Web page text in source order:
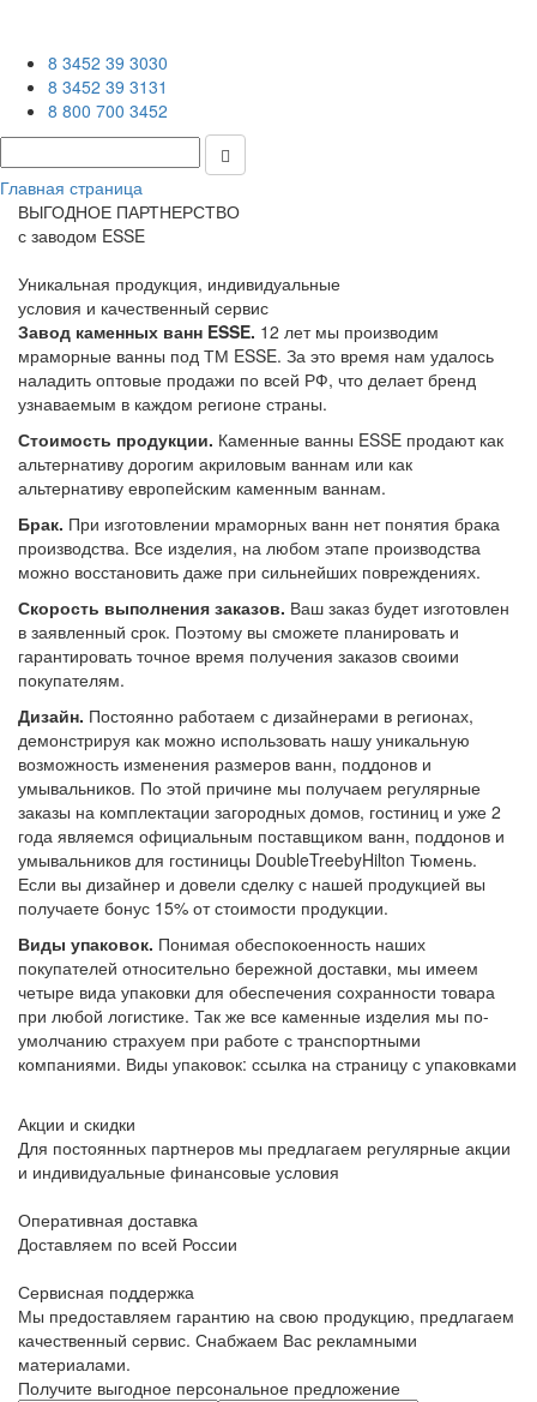
8 3452 39 3030
8 3452 39 3131
8 800 700 3452
Главная страница
ВЫГОДНОЕ ПАРТНЕРСТВО
с заводом ESSE
Уникальная продукция, индивидуальные
условия и качественный сервис
Завод каменных ванн ESSE. 12 лет мы производим
мраморные ванны под ТМ ESSE. За это время нам удалось
наладить оптовые продажи по всей РФ, что делает бренд
узнаваемым в каждом регионе страны.
Стоимость продукции. Каменные ванны ESSE продают как
альтернативу дорогим акриловым ваннам или как
альтернативу европейским каменным ваннам.
Брак. При изготовлении мраморных ванн нет понятия брака
производства. Все изделия, на любом этапе производства
можно восстановить даже при сильнейших повреждениях.
Скорость выполнения заказов. Ваш заказ будет изготовлен
в заявленный срок. Поэтому вы сможете планировать и
гарантировать точное время получения заказов своими
покупателям.
Дизайн. Постоянно работаем с дизайнерами в регионах,
демонстрируя как можно использовать нашу уникальную
возможность изменения размеров ванн, поддонов и
умывальников. По этой причине мы получаем регулярные
заказы на комплектации загородных домов, гостиниц и уже 2
года являемся официальным поставщиком ванн, поддонов и
умывальников для гостиницы DoubleTreebyHilton Тюмень.
Если вы дизайнер и довели сделку с нашей продукцией вы
получаете бонус 15% от стоимости продукции.
Виды упаковок. Понимая обеспокоенность наших
покупателей относительно бережной доставки, мы имеем
четыре вида упаковки для обеспечения сохранности товара
при любой логистике. Так же все каменные изделия мы по-
умолчанию страхуем при работе с транспортными
компаниями. Виды упаковок: ссылка на страницу с упаковками
Акции и скидки
Для постоянных партнеров мы предлагаем регулярные акции
и индивидуальные финансовые условия
Оперативная доставка
Доставляем по всей России
Сервисная поддержка
Мы предоставляем гарантию на свою продукцию, предлагаем
качественный сервис. Снабжаем Вас рекламными
материалами.
Получите выгодное персональное предложение